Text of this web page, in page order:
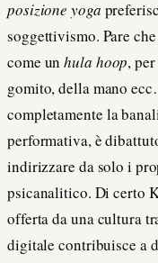
posizione yoga
soggettivismo. Pare
come un hula hoop,
gomito, della mano
completamente la
performativa, è
indirizzare da solo i
psicanalitico. Di certo
offerta da una cultura
digitale contribuisce a